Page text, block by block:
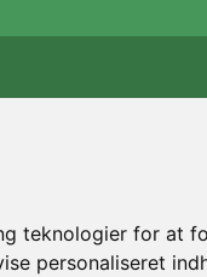
teknologier for at
personaliseret